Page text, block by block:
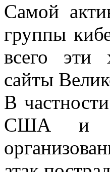
Самой
группы
всего эти
сайты
В
США и